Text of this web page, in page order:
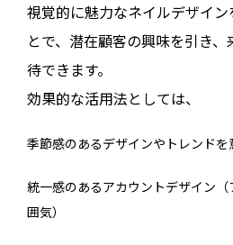
視覚的に魅力なネイルデザイ
とで、潜在顧客の興味を引き
待できます。
効果的な活用法としては、
季節感のあるデザインやトレンド
統一感のあるアカウントデザイン
囲気）